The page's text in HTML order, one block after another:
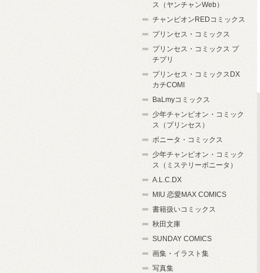
ス（ヤンチャンWeb）
チャンピオンREDコミックス
プリンセス・コミックス
プリンセス・コミックス プ
チプリ
プリンセス・コミックスDX
カチCOMI
BaLmyコミックス
少年チャンピオン・コミック
ス（プリンセス）
ボニータ・コミックス
少年チャンピオン・コミック
ス（ミステリーボニータ）
A.L.C.DX
MIU 恋愛MAX COMICS
書籍扱いコミックス
秋田文庫
SUNDAY COMICS
画集・イラスト集
写真集